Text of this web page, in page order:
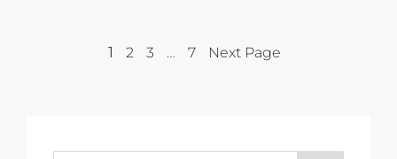
1 2 3 … 7 Next Page